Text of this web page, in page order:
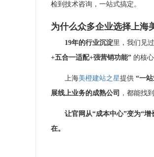
检到技术咨询，一站式搞定。
为什么众多企业选择上海
19年的行业沉淀里，我们见
+五合一适配+强营销功能” 的核
上海美橙建站之星提供 “一
展线上业务的成熟公司
，都能找
让官网 从“成本中心”变为“
在。